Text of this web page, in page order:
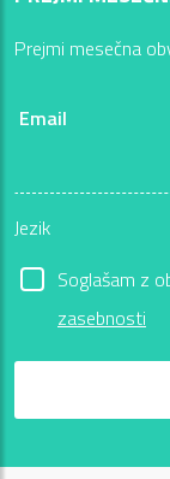
Prejmi mesečna
Email
Jezik
Soglašam z
zasebnosti